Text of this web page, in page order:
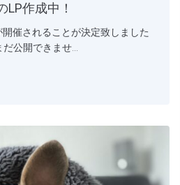
LP作成中！
催されることが決定致しました
公開できませ...